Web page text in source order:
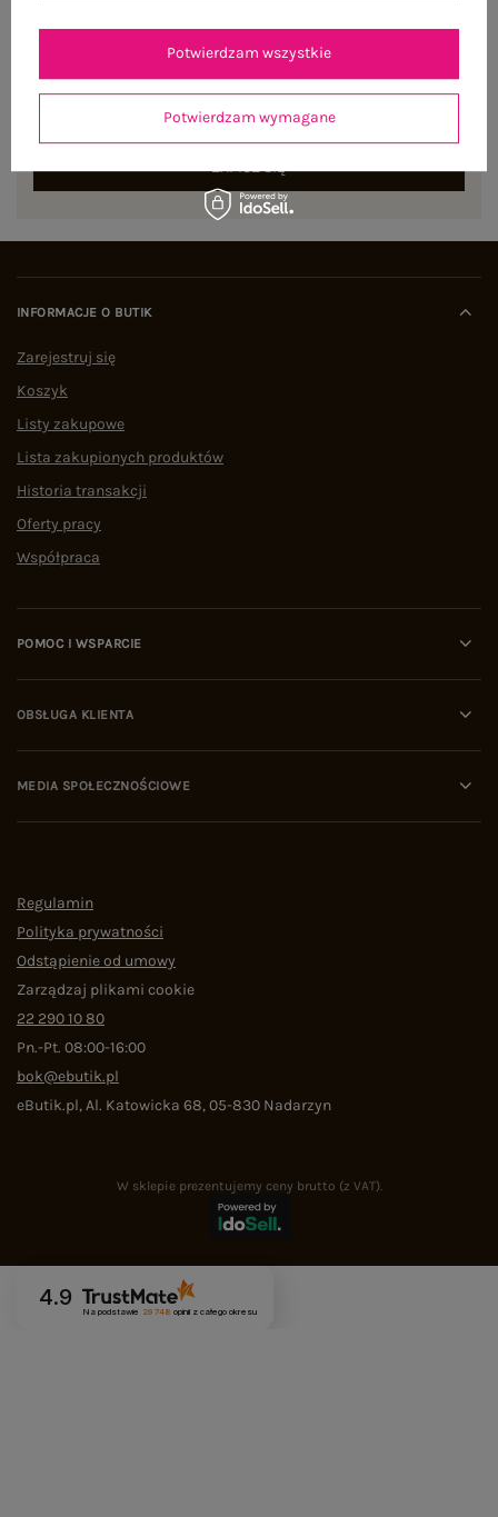
NEWSLETTER
Zapisz się do naszego newslettera i otrzymaj 15% zniżki na
pierwsze zamówienie
ZAPISZ SIĘ
INFORMACJE O BUTIK
Zarejestruj się
Koszyk
Listy zakupowe
Lista zakupionych produktów
Historia transakcji
Oferty pracy
Współpraca
POMOC I WSPARCIE
OBSŁUGA KLIENTA
MEDIA SPOŁECZNOŚCIOWE
Regulamin
Polityka prywatności
Odstąpienie od umowy
Zarządzaj plikami cookie
22 290 10 80
Pn.-Pt. 08:00-16:00
bok@ebutik.pl
eButik.pl,Al. Katowicka 68,05-830 Nadarzyn
W sklepie prezentujemy ceny brutto (z VAT).
4.9
Na podstawie 29 748 opinii z całego okresu
Potwierdzam wymagane
Potwierdzam wszystkie